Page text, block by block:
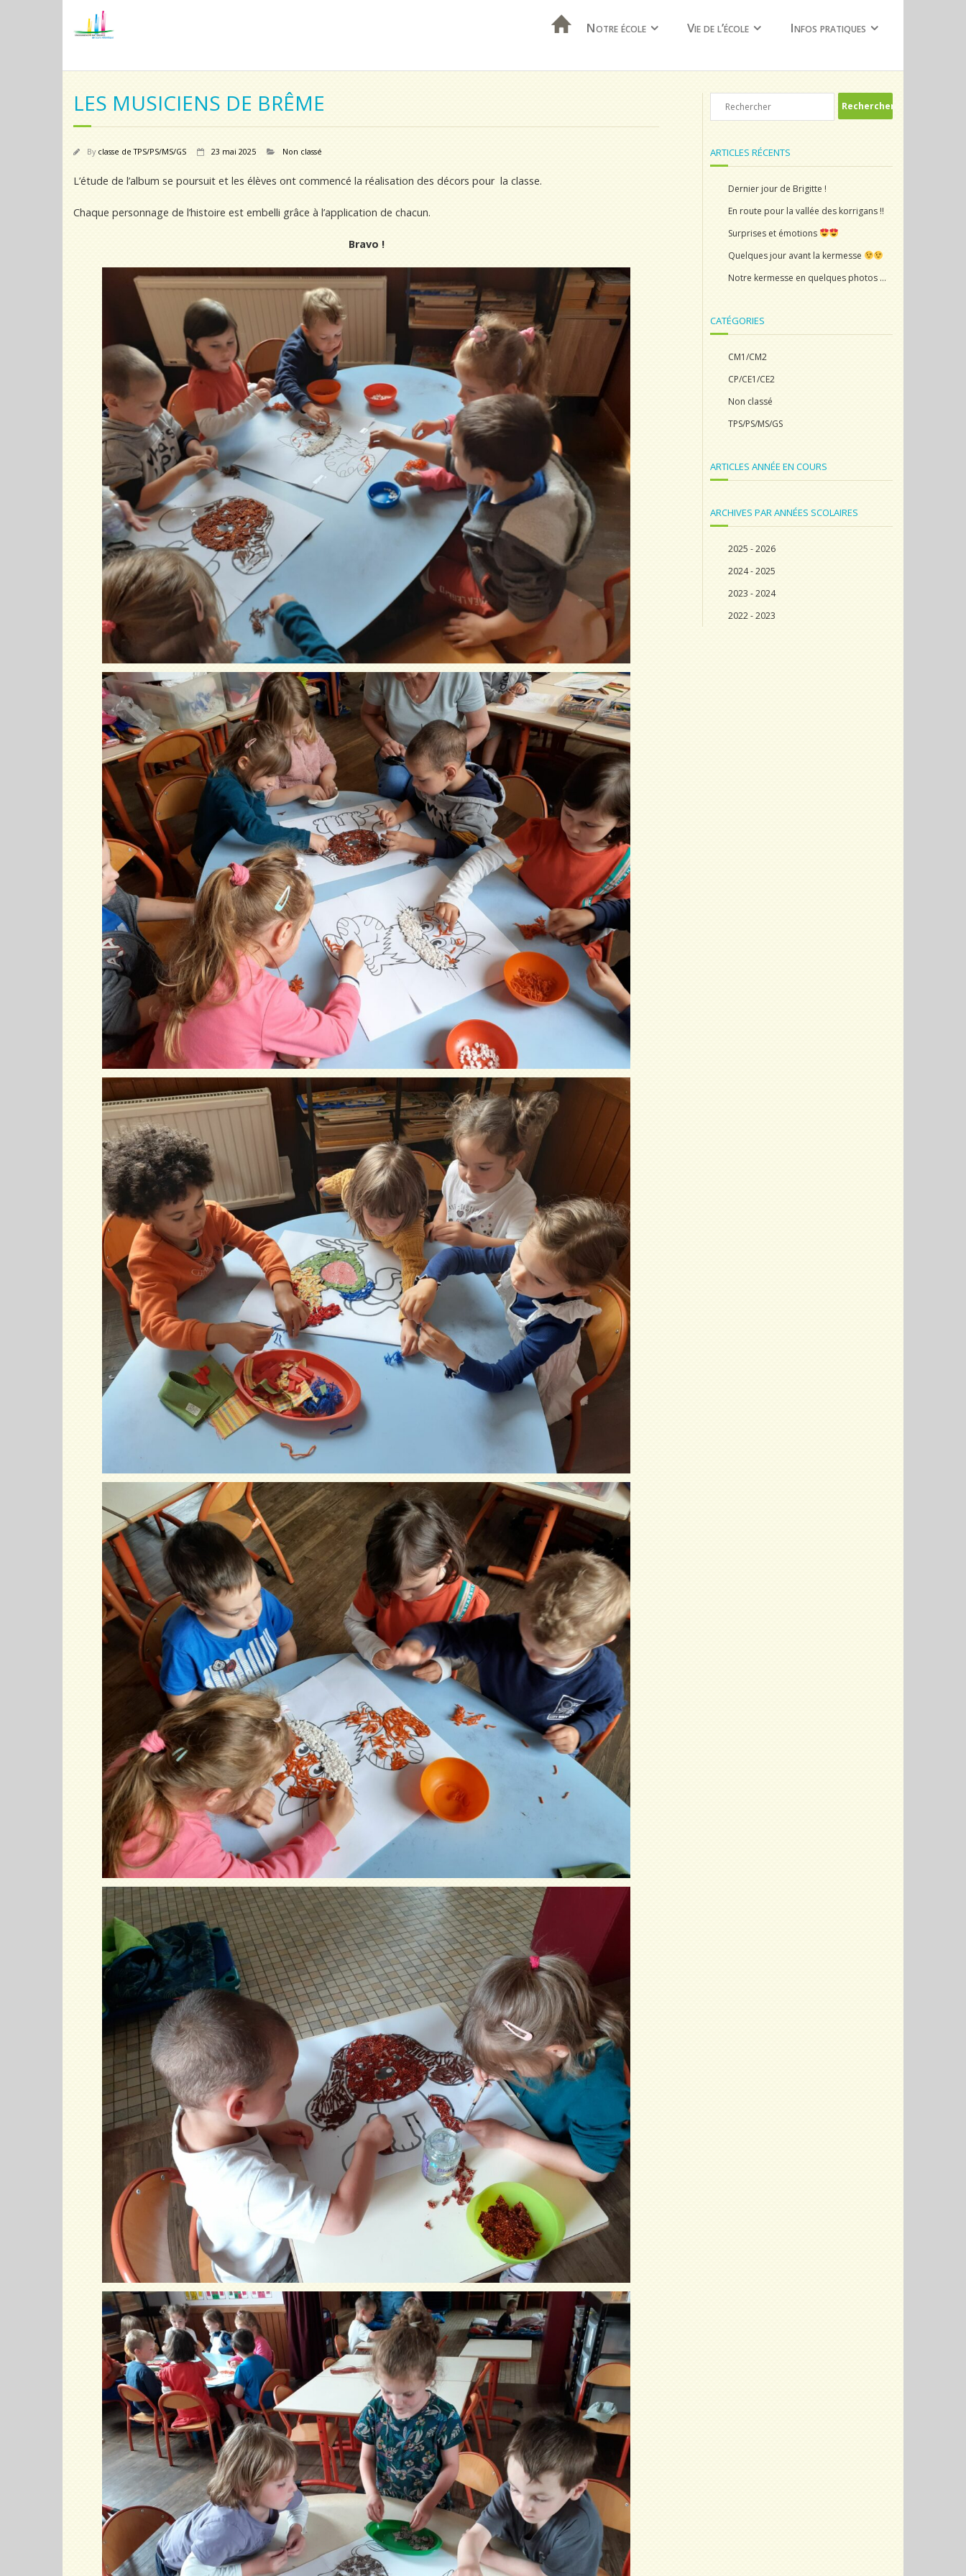
Notre école Vie de l’école Infos pratiques
LES MUSICIENS DE BRÊME
By classe de TPS/PS/MS/GS 23 mai 2025 Non classé
L’étude de l’album se poursuit et les élèves ont commencé la réalisation des décors pour la classe.
Chaque personnage de l’histoire est embelli grâce à l’application de chacun.
Bravo !
ARTICLES RÉCENTS
Dernier jour de Brigitte !
En route pour la vallée des korrigans !!
Surprises et émotions
Quelques jour avant la kermesse
Notre kermesse en quelques photos …
CATÉGORIES
CM1/CM2
CP/CE1/CE2
Non classé
TPS/PS/MS/GS
ARTICLES ANNÉE EN COURS
ARCHIVES PAR ANNÉES SCOLAIRES
2025 - 2026
2024 - 2025
2023 - 2024
2022 - 2023